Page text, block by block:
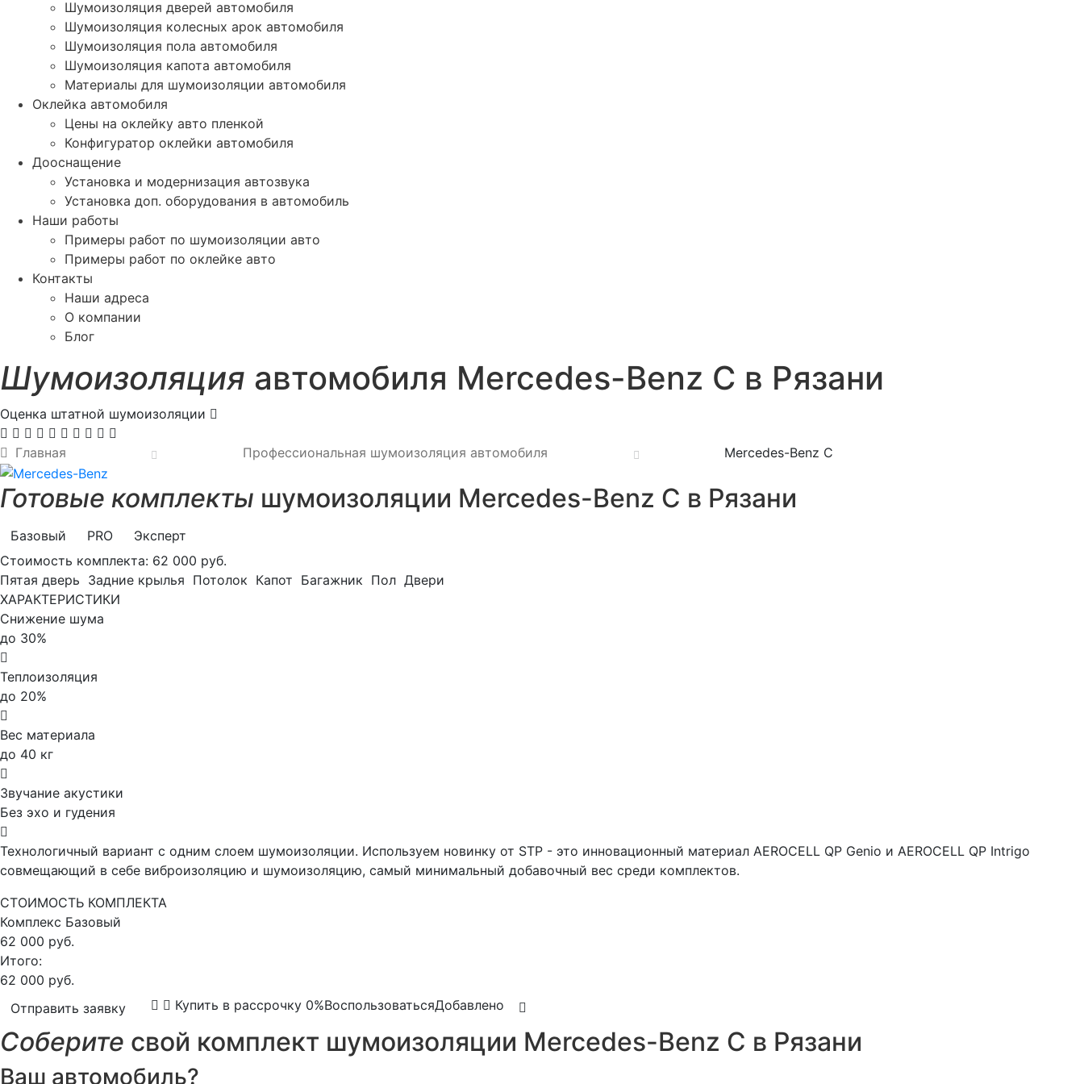
Шумоизоляция дверей автомобиля
Шумоизоляция колесных арок автомобиля
Шумоизоляция пола автомобиля
Шумоизоляция капота автомобиля
Материалы для шумоизоляции автомобиля
Оклейка автомобиля
Цены на оклейку авто пленкой
Конфигуратор оклейки автомобиля
Дооснащение
Установка и модернизация автозвука
Установка доп. оборудования в автомобиль
Наши работы
Примеры работ по шумоизоляции авто
Примеры работ по оклейке авто
Контакты
Наши адреса
О компании
Блог
Шумоизоляция автомобиля Mercedes-Benz С в Рязани
Оценка штатной шумоизоляции
Главная Профессиональная шумоизоляция автомобиля Mercedes-Benz С
Готовые комплекты шумоизоляции Mercedes-Benz С в Рязани
Базовый PRO
Эксперт
Стоимость комплекта: 62 000 руб.
Пятая дверь Задние крылья Потолок Капот Багажник Пол Двери
ХАРАКТЕРИСТИКИ
Снижение шума
до 30%
Теплоизоляция
до 20%
Вес материала
до 40 кг
Звучание акустики
Без эхо и гудения
Технологичный вариант с одним слоем шумоизоляции. Используем новинку от STP - это инновационный материал AEROCELL QP Genio и AEROCELL QP Intrigo
совмещающий в себе виброизоляцию и шумоизоляцию, самый минимальный добавочный вес среди комплектов.
СТОИМОСТЬ КОМПЛЕКТА
Комплекс Базовый
62 000 руб.
Итого:
62 000 руб.
Отправить заявку
Купить в рассрочку 0%ВоспользоватьсяДобавлено
Соберите свой комплект шумоизоляции Mercedes-Benz С в Рязани
Ваш автомобиль?